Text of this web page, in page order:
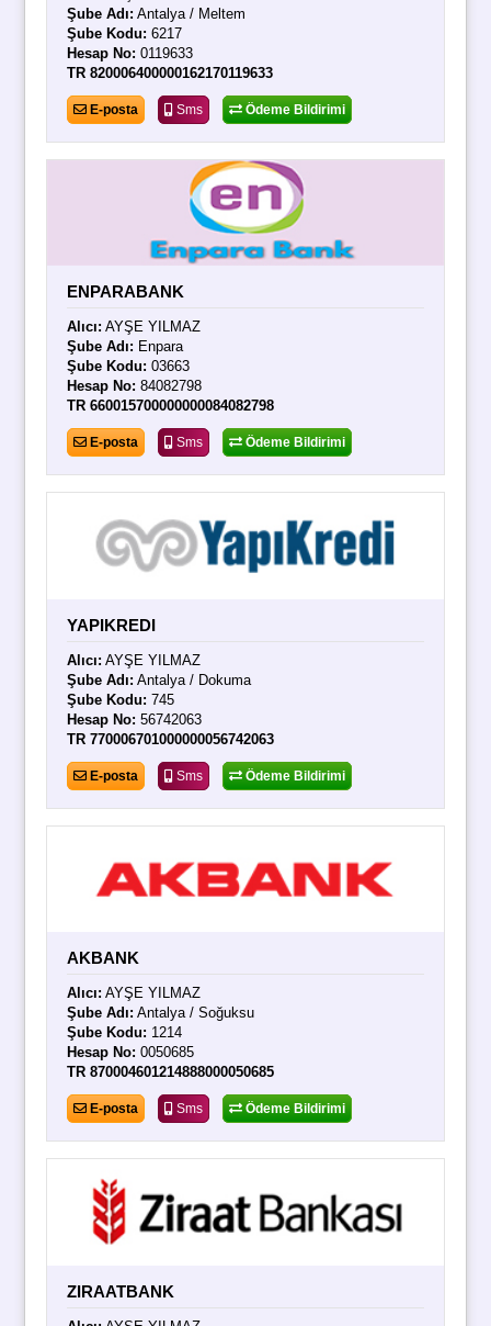
Şube Adı: Antalya / Meltem
Şube Kodu: 6217
Hesap No: 0119633
TR 820006400000162170119633
E-posta Sms Ödeme Bildirimi
ENPARABANK
Alıcı: AYŞE YILMAZ
Şube Adı: Enpara
Şube Kodu: 03663
Hesap No: 84082798
TR 660015700000000084082798
E-posta Sms Ödeme Bildirimi
YAPIKREDI
Alıcı: AYŞE YILMAZ
Şube Adı: Antalya / Dokuma
Şube Kodu: 745
Hesap No: 56742063
TR 770006701000000056742063
E-posta Sms Ödeme Bildirimi
AKBANK
Alıcı: AYŞE YILMAZ
Şube Adı: Antalya / Soğuksu
Şube Kodu: 1214
Hesap No: 0050685
TR 870004601214888000050685
E-posta Sms Ödeme Bildirimi
ZIRAATBANK